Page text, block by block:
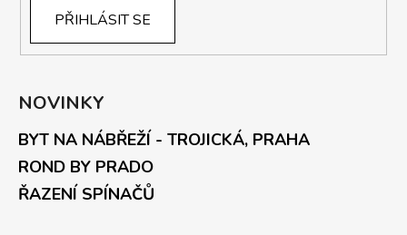
PŘIHLÁSIT SE
NOVINKY
BYT NA NÁBŘEŽÍ - TROJICKÁ, PRAHA
ROND BY PRADO
ŘAZENÍ SPÍNAČŮ